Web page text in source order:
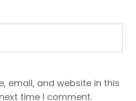
email, and website in this
time I comment.